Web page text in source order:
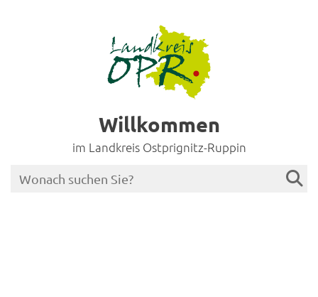
Willkommen
im Landkreis Ostprignitz-Ruppin